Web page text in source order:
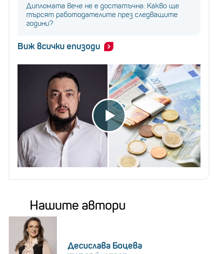
Дипломата вече не е достатъчна: Какво ще
търсят работодателите през следващите
години?
Виж всички епизоди
Нашите автори
Десислава Боцева